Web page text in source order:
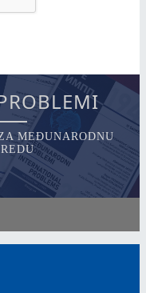
MEĐUNARODNU